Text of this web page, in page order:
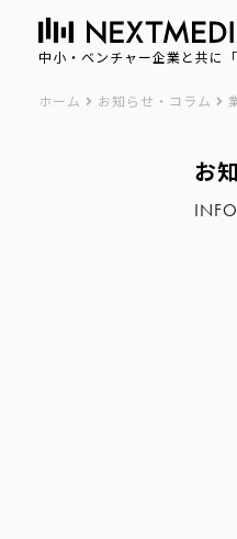
中小・ベンチャー企業と共に
ホーム お知らせ・コラム
お